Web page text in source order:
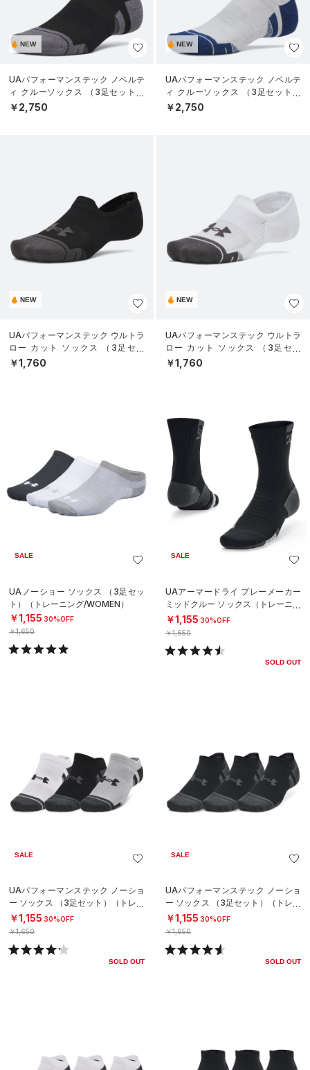
NEW
UAパフォーマンステック ノベルテ
ィ クルーソックス （3足セット）
（トレーニング/UNISEX）
￥2,750
NEW
UAパフォーマンステック ノベルテ
ィ クルーソックス （3足セット）
（トレーニング/UNISEX）
￥2,750
NEW
UAパフォーマンステック ウルトラ
ロー カット ソックス （3足セッ
ト）（トレーニング/UNISEX）
￥1,760
NEW
UAパフォーマンステック ウルトラ
ロー カット ソックス （3足セッ
ト）（トレーニング/UNISEX）
￥1,760
SALE
UAノーショー ソックス （3足セッ
ト）（トレーニング/WOMEN）
￥1,155 30%OFF
￥1,650
SALE
UAアーマードライ プレーメーカー
ミッドクルー ソックス（トレーニン
グ/UNISEX）
￥1,155 30%OFF
￥1,650
SOLD OUT
SALE
UAパフォーマンステック ノーショ
ー ソックス （3足セット）（トレー
ニング/UNISEX）
￥1,155 30%OFF
￥1,650
SOLD OUT
SALE
UAパフォーマンステック ノーショ
ー ソックス （3足セット）（トレー
ニング/UNISEX）
￥1,155 30%OFF
￥1,650
SOLD OUT